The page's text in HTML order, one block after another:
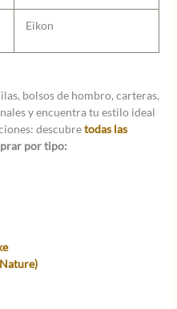
Eikon
bolsos de hombro, carteras,
y encuentra tu estilo ideal
descubretodas las
por tipo: